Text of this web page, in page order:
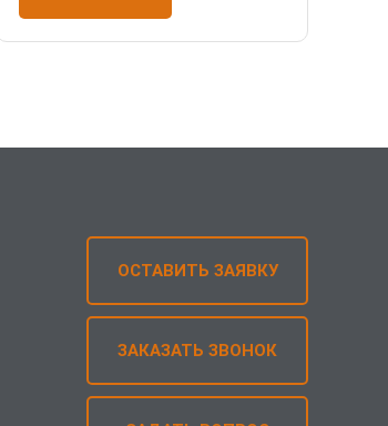
ОСТАВИТЬ ЗАЯВКУ
ЗАКАЗАТЬ ЗВОНОК